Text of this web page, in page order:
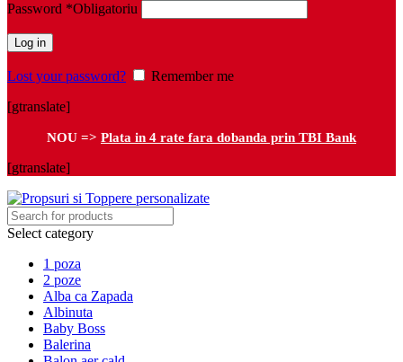
Password *Obligatoriu
Log in
Lost your password?
Remember me
[gtranslate]
NOU => Plata in 4 rate fara dobanda prin TBI Bank
[gtranslate]
Select category
1 poza
2 poze
Alba ca Zapada
Albinuta
Baby Boss
Balerina